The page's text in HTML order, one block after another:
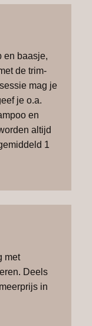
en baasje,
de trim-
mag je
je o.a.
en
altijd
1
met
Deels
in